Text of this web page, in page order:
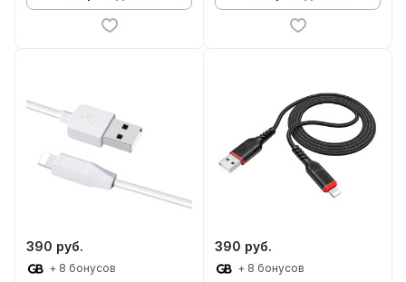
390 руб.
+ 8 бонусов
390 руб.
+ 8 бонусов